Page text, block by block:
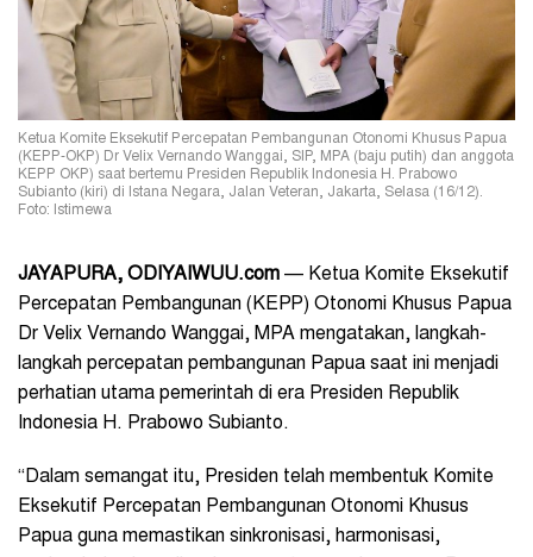
Ketua Komite Eksekutif Percepatan Pembangunan Otonomi Khusus Papua
(KEPP-OKP) Dr Velix Vernando Wanggai, SIP, MPA (baju putih) dan anggota
KEPP OKP) saat bertemu Presiden Republik Indonesia H. Prabowo
Subianto (kiri) di Istana Negara, Jalan Veteran, Jakarta, Selasa (16/12).
Foto: Istimewa
JAYAPURA, ODIYAIWUU.com — Ketua Komite Eksekutif
Percepatan Pembangunan (KEPP) Otonomi Khusus Papua
Dr Velix Vernando Wanggai, MPA mengatakan, langkah-
langkah percepatan pembangunan Papua saat ini menjadi
perhatian utama pemerintah di era Presiden Republik
Indonesia H. Prabowo Subianto.
“Dalam semangat itu, Presiden telah membentuk Komite
Eksekutif Percepatan Pembangunan Otonomi Khusus
Papua guna memastikan sinkronisasi, harmonisasi,